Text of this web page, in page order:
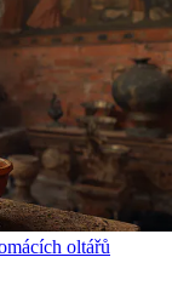
oltářů